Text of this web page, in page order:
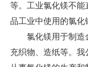
等。工业氯化镁不能
品工业中使用的氯化
氯化镁用于制造金
充织物、造纸等。